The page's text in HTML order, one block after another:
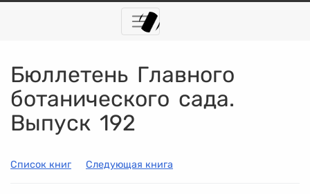
Бюллетень Главного
ботанического сада.
Выпуск 192
Список книг Следующая книга